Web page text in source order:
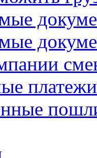
платежи